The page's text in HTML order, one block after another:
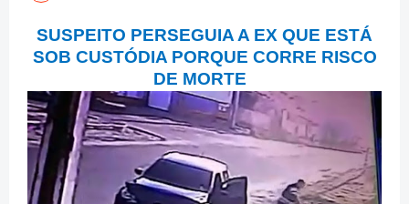
SUSPEITO PERSEGUIA A EX QUE ESTÁ
SOB CUSTÓDIA PORQUE CORRE RISCO
DE MORTE